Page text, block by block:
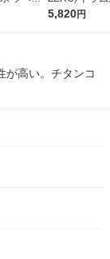
箱（24
詰め替え メガ
5,820円
が高い。チタンコ